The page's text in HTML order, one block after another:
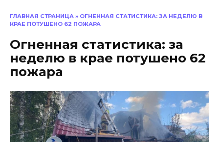
ГЛАВНАЯ СТРАНИЦА » ОГНЕННАЯ СТАТИСТИКА: ЗА НЕДЕЛЮ В
КРАЕ ПОТУШЕНО 62 ПОЖАРА
Огненная статистика: за
неделю в крае потушено 62
пожара